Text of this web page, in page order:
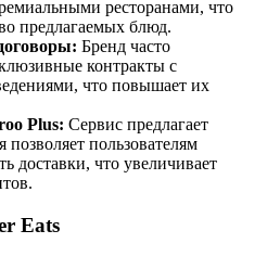
ресторанами, что
предлагаемых блюд.
Бренд часто
контракты с
что повышает их
Plus: Сервис предлагает
позволяет пользователям
доставки, что увеличивает
Eats